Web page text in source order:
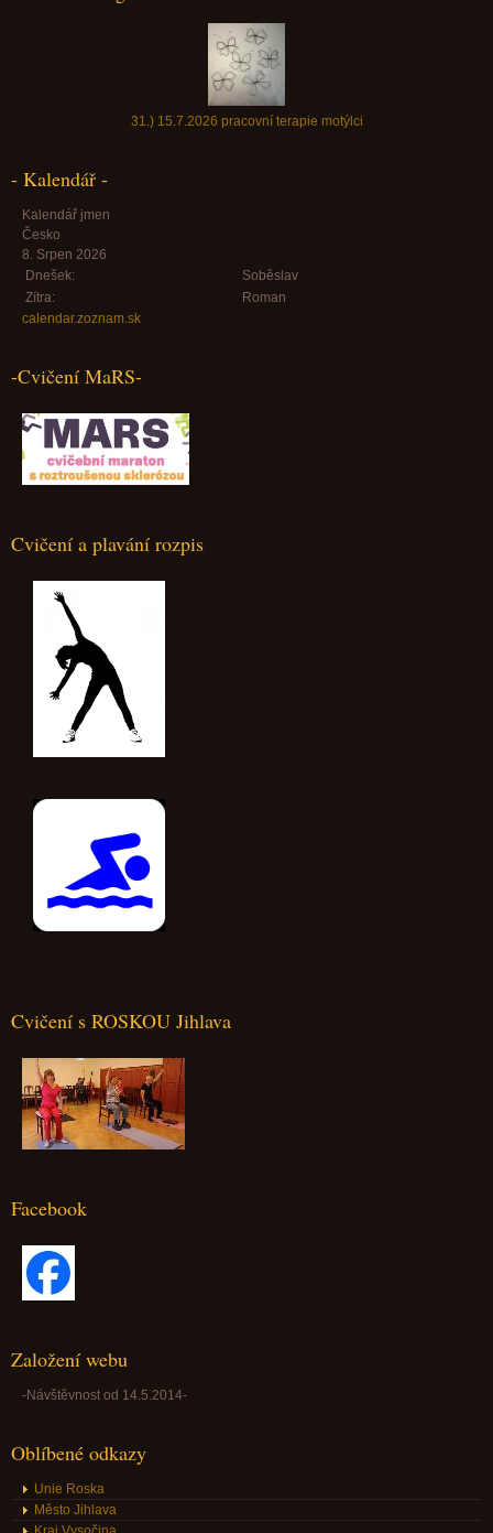
31.) 15.7.2026 pracovní terapie motýlci
- Kalendář -
Kalendář jmen
Česko
8. Srpen 2026
Dnešek:
Soběslav
Zítra:
Roman
calendar.zoznam.sk
-Cvičení MaRS-
Cvičení a plavání rozpis
Cvičení s ROSKOU Jihlava
Facebook
Založení webu
-Návštěvnost od 14.5.2014-
Oblíbené odkazy
Unie Roska
Město Jihlava